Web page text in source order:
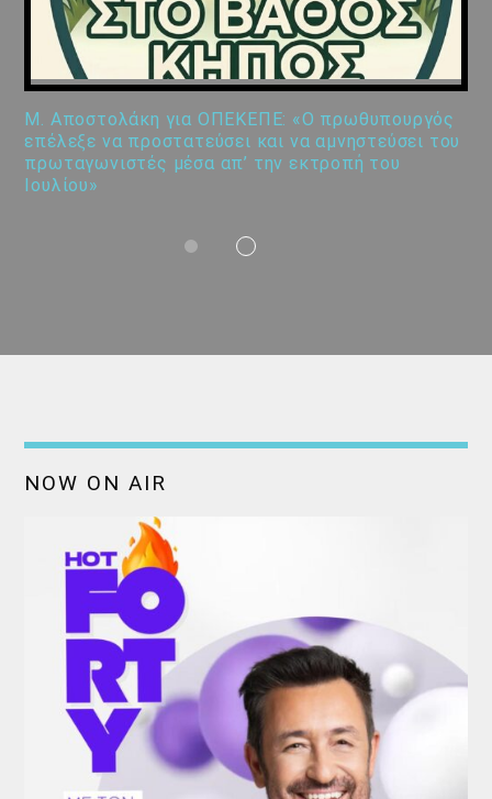
Μ. Αποστολάκη για ΟΠΕΚΕΠΕ: «Ο πρωθυπουργός
επέλεξε να προστατεύσει και να αμνηστεύσει του
πρωταγωνιστές μέσα απ’ την εκτροπή του
Ιουλίου»
NOW ON AIR